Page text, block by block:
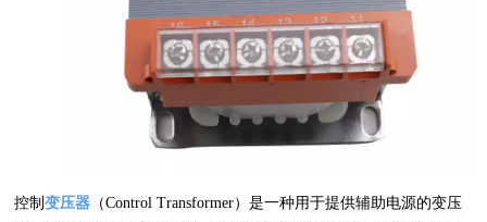
控制变压器 （Control Transformer）是一种用于提供辅助电源的变压